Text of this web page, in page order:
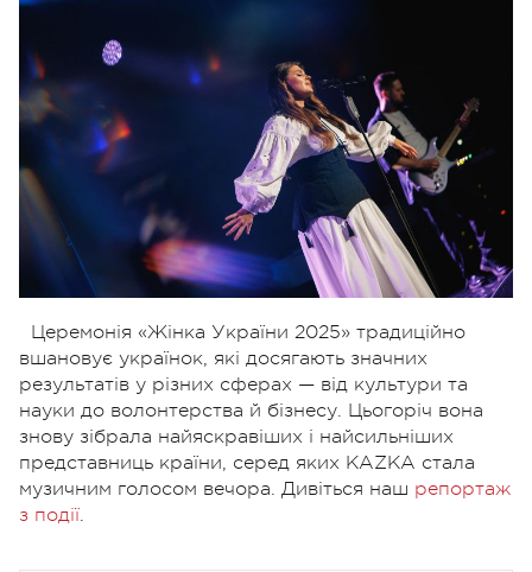
Церемонія «Жінка України 2025» традиційно
вшановує українок, які досягають значних
результатів у різних сферах — від культури та
науки до волонтерства й бізнесу. Цьогоріч вона
знову зібрала найяскравіших і найсильніших
представниць країни, серед яких KAZKA стала
музичним голосом вечора. Дивіться наш репортаж
з події.